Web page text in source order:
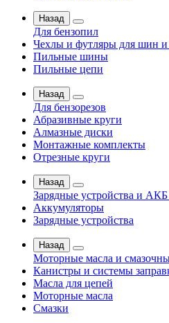
Назад
Для бензопил
Чехлы и футляры для шин и
Пильные шины
Пильные цепи
Назад
Для бензорезов
Абразивные круги
Алмазные диски
Монтажные комплекты
Отрезные круги
Назад
Зарядные устройства и
Аккумуляторы
Зарядные устройства
Назад
Моторные масла и
Канистры и системы
Масла для цепей
Моторные масла
Смазки